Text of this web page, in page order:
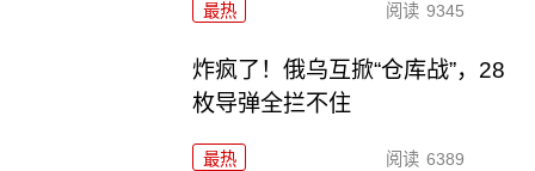
最热 阅读 9345
炸疯了！俄乌互掀“仓库战”，28
枚导弹全拦不住
最热 阅读 6389